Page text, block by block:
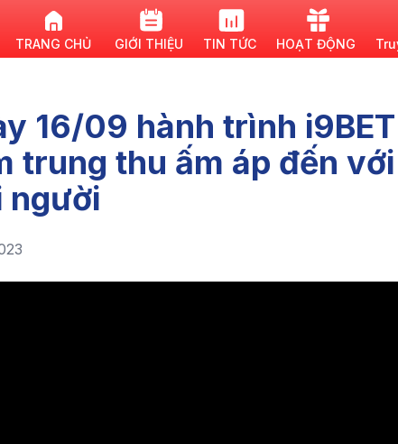
TRANG CHỦ GIỚI THIỆU TIN TỨC HOẠT ĐỘNG
16/09 hành trình
trung thu ấm áp đến
người